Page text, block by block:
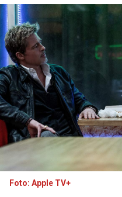
Foto: Apple TV+